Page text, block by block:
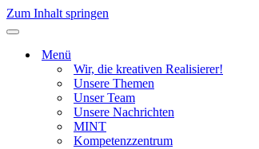
Zum Inhalt springen
Navigationsmenü
Menü
Wir, die kreativen Realisierer!
Unsere Themen
Unser Team
Unsere Nachrichten
MINT
Kompetenzzentrum